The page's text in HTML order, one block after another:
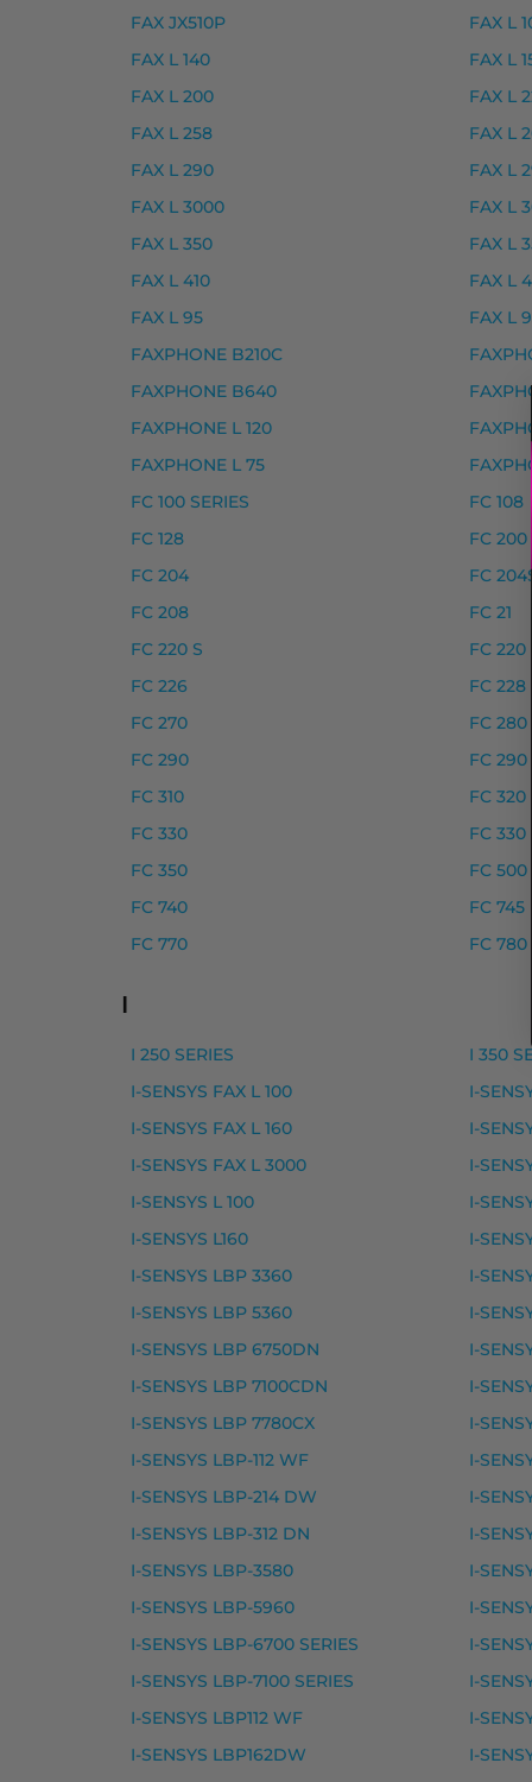
Yhteensopivat tulostimet
Canon 049 rumpuyksikkö,
Canon 049 rumpuyksikkö, musta –
I-SENSYS LBP-110 SERIES, I-SENSYS LBP-
Canon musteet
Canon 051H laserkasetti, musta – tarvike,
Yhteensopivat tulostimet
I-SENSYS LBP160 SERIES, I-SENSYS
Canon 052 laserkasetti,
Canon 052 laserkasetti, musta – tarvike,
Yhteensopivat tulostimet
I-SENSYS LBP-210 SERIES, I-SENSYS
Canon 052H laserkasetti,
Canon 052H laserkasetti, musta – tarvike,
Yhteensopivat tulostimet
I-SENSYS LBP210 SERIES, I-SENSYS
Canon 702 laserkasetti
Canon 702 laserkasetti, keltainen –
Canon 702 laserkasetti, magenta –
Canon 702 laserkasetti, musta – tarvike,
Canon 702 laserkasetti, syaani – tarvike,
Yhteensopivat tulostimet
Canon 703 laserkasetti,
Yhteensopivat tulostimet
I-SENSYS LBP2900, I-SENSYS LBP2900
Canon 706 laserkasetti, musta – tarvike,
Yhteensopivat tulostimet
I-SENSYS MF6500 SERIES, I-SENSYS
Canon FX-10 laserkasetti,
Canon FX-10 laserkasetti, musta –
Yhteensopivat tulostimet
FAX JX510P
FAX L
FAX L 140
FAX L
FAX L 200
FAX L
FAX L 258
FAX L
FAX L 290
FAX L
FAX L 3000
FAX L
FAX L 350
FAX L
FAX L 410
FAX L
FAX L 95
FAX L
FAXPHONE B210C
FAXPHONE B640
FAXPHONE L 120
FAXPHONE L 75
FC 100 SERIES
FC 108
FC 128
FC 200
FC 204
FC
FC 208
FC 21
FC 220 S
FC 220
FC 226
FC 228
FC 270
FC 280
FC 290
FC 290
FC 310
FC 320
FC 330
FC 330
FC 350
FC 500
FC 740
FC 745
FC 770
FC 780
I
I 250 SERIES I 350
I-SENSYS FAX L 100
I-
I-SENSYS FAX L 160
I-
I-SENSYS FAX L 3000
I-
I-SENSYS L 100
I-
I-SENSYS L160
I-
I-SENSYS LBP 3360
I-
I-SENSYS LBP 5360
I-
I-SENSYS LBP 6750DN
I-
I-SENSYS LBP 7100CDN
I-
I-SENSYS LBP 7780CX
I-
I-SENSYS LBP-112 WF
I-
I-SENSYS LBP-214 DW
I-
I-SENSYS LBP-312 DN
I-
I-SENSYS LBP-3580
I-
I-SENSYS LBP-5960
I-
I-SENSYS LBP-6700 SERIES
I-
I-SENSYS LBP-7100 SERIES
I-
I-SENSYS LBP112 WF
I-
I-SENSYS LBP162DW
I-